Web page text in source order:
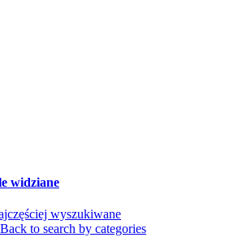
widziane
wyszukiwane
Back to search by categories